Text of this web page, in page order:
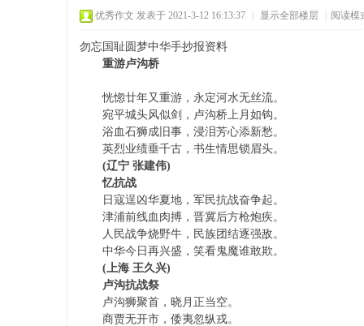
优秀作文 发表于 2021-3-12 16:13:37 显示全部楼层 阅读模
勿忘国耻圆梦中华手抄报资料
重游卢沟桥
恍惚廿年又重游，永定河水无丝流。
宛平城头风似剑，卢沟桥上月如钩。
浴血石狮成旧事，浸泪芳心添新愁。
英烈业绩垂千古，书生情思锁眉头。
(辽宁 张建伟)
忆抗战
日寇逞凶华夏地，军民抗战奋争起。
津浦前线血肉搏，晋冀后方枪炮疾。
人民战争烧野牛，民族团结逐强敌。
中华今日再兴盛，笑看鬼魔谁敢欺。
(上海 王久兴)
卢沟抗战祭
卢沟狮聚首，晓月正当空。
商贾无开市，倭夷忽纵戎。